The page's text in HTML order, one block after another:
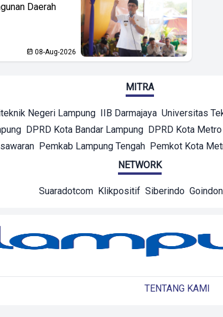
Daerah
08-Aug-2026
MITRA
Negeri Lampung IIB Darmajaya Universitas
DPRD Kota Bandar Lampung DPRD Kota Metro
Pemkab Lampung Tengah Pemkot Kota
NETWORK
Suaradotcom Klikpositif Siberindo
TENTANG KAMI